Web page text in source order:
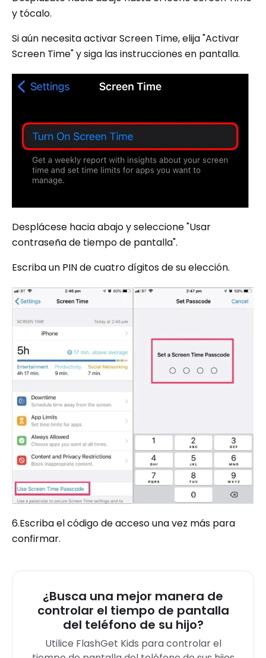
y tócalo.
Si aún necesita activar Screen Time, elija "Activar
Screen Time" y siga las instrucciones en pantalla.
Desplácese hacia abajo y seleccione "Usar
contraseña de tiempo de pantalla".
Escriba un PIN de cuatro dígitos de su elección.
6.Escriba el código de acceso una vez más para
confirmar.
¿Busca una mejor manera de
controlar el tiempo de pantalla
del teléfono de su hijo?
Utilice FlashGet Kids para controlar el